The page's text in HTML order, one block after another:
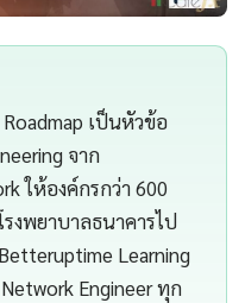
เป็นหัวข้อ
จาก
ให้องค์กรกว่า 600
งพยาบาลธนาคารไป
Learning
Engineer ทุก